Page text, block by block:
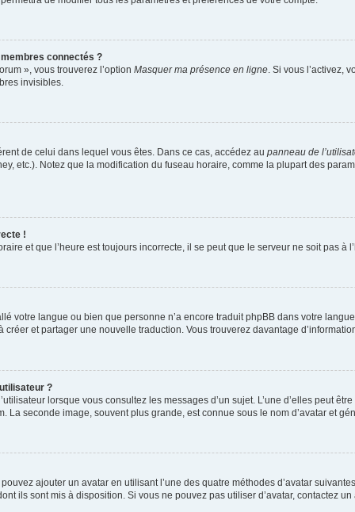
connectés ?
», vous trouverez l’option Masquer ma présence en ligne. Si vous l’activez,
invisibles.
de celui dans lequel vous êtes. Dans ce cas, accédez au panneau de
etc.). Notez que la modification du fuseau horaire, comme la plupart des
!
et que l’heure est toujours incorrecte, il se peut que le serveur ne soit pas à
votre langue ou bien que personne n’a encore traduit phpBB dans votre
créer et partager une nouvelle traduction. Vous trouverez davantage
?
lorsque vous consultez les messages d’un sujet. L’une d’elles peut
La seconde image, souvent plus grande, est connue sous le nom d’avatar et
ajouter un avatar en utilisant l’une des quatre méthodes d’avatar
ils sont mis à disposition. Si vous ne pouvez pas utiliser d’avatar, contactez